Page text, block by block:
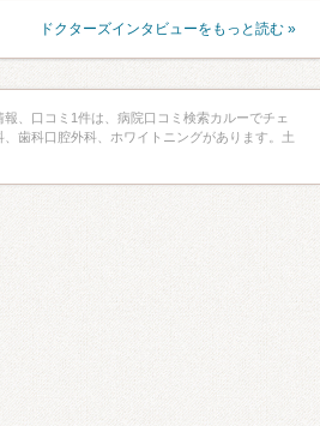
ドクターズインタビューをもっと読む »
、口コミ1件は、病院口コミ検索カルーでチェ
歯科口腔外科、ホワイトニングがあります。土